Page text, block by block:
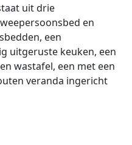
uit drie
en
een
uitgeruste keuken, een
wastafel, een met een
veranda ingericht